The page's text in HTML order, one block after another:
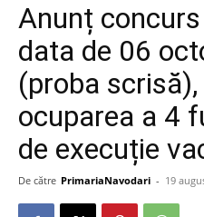
Anunț
data de 06
(proba
ocuparea a 4
de execuție
De către PrimariaNavodari - 19